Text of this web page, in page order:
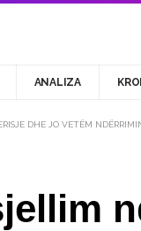
ANALIZA
DHE JO VETËM